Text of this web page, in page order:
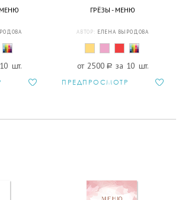
шт.
ГРЁЗЫ - МЕНЮ
АВТОР: ЕЛЕНА ВЫРОДОВА
от 2500 a за 10 шт.
ПРЕДПРОСМОТР